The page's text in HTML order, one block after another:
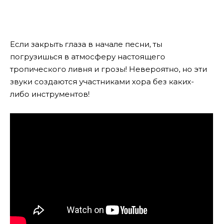
Если закрыть глаза в начале песни, ты
погрузишься в атмосферу настоящего
тропического ливня и грозы! Невероятно, но эти
звуки создаются участниками хора без каких-
либо инструментов!